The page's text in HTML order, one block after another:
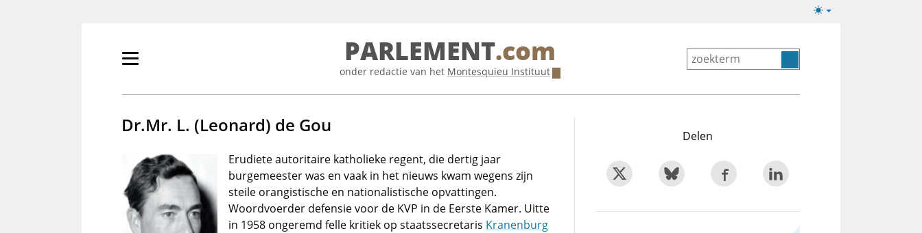
Lichte/donkere
Primair
tonen/verbergen
PARLEMENT.com
onder redactie van het Montesquieu Instituut
Dr.Mr. L. (Leonard) de Gou
Erudiete autoritaire katholieke regent, die dertig jaar
burgemeester was en vaak in het nieuws kwam wegens zijn
steile orangistische en nationalistische opvattingen.
Woordvoerder defensie voor de KVP in de Eerste Kamer. Uitte
in 1958 ongeremd felle kritiek op staatssecretaris Kranenburg
Delen